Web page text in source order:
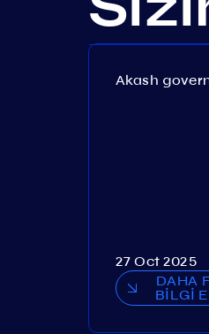
27 Oct 2025
DAHA
BİLGİ